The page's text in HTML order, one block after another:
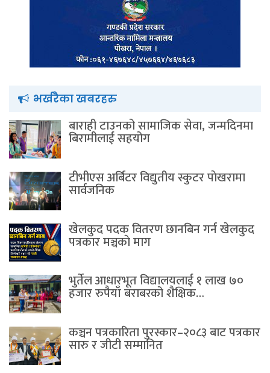
भर्खरैका खबरहरु
बाराही टाउनको सामाजिक सेवा, जन्मदिनमा
बिरामीलाई सहयोग
टीभीएस अर्बिटर विद्युतीय स्कुटर पाेखरामा
सार्वजनिक
खेलकुद पदक वितरण छानबिन गर्न खेलकुद
पत्रकार मञ्चकाे माग
भुर्तेल आधारभूत विद्यालयलाई १ लाख ७०
हजार रुपैयाँ बराबरको शैक्षिक…
कञ्चन पत्रकारिता पुरस्कार–२०८३ बाट पत्रकार
सारु र जीटी सम्मानित